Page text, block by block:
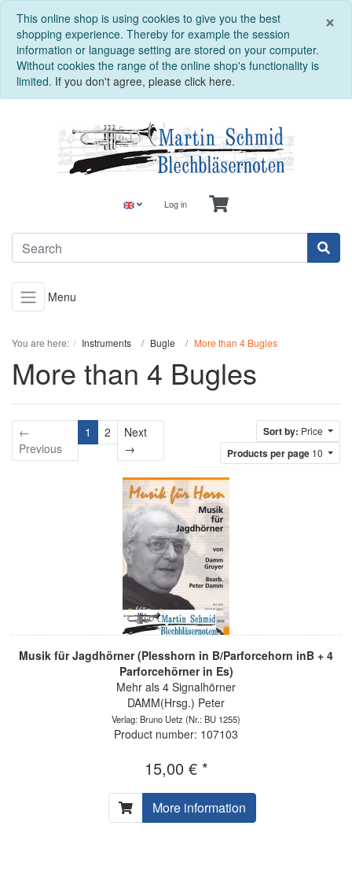
×
This online shop is using cookies to give you the best
shopping experience. Thereby for example the session
information or language setting are stored on your computer.
Without cookies the range of the online shop's functionality is
limited. If you don't agree, please click here.
Log in
Menu
You are here: Instruments Bugle More than 4 Bugles
More than 4 Bugles
←
Previous
1 2
Next
→Next
Sort by: Price
Products per page 10
Musik für Jagdhörner (Plesshorn in B/Parforcehorn inB + 4
Parforcehörner in Es)
Mehr als 4 Signalhörner
DAMM(Hrsg.) Peter
Verlag: Bruno Uetz (Nr.: BU 1255)
Product number: 107103
15,00 € *
More information